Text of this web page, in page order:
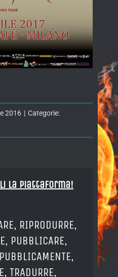
2016 | Categorie:
la piattaforma!
RIPRODURRE,
PUBBLICARE,
TRADURRE,